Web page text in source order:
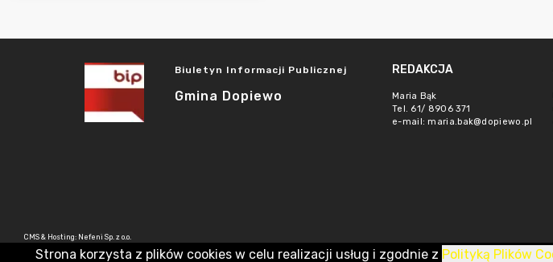
Biuletyn Informacji Publicznej
Gmina Dopiewo
REDAKCJA
Maria Bąk
Tel. 61/ 8906 371
e-mail: maria.bak@dopiewo.pl
CMS & Hosting: Nefeni Sp. z o.o.
Strona korzysta z plików cookies w celu realizacji usług i zgodnie z Polityką Plików